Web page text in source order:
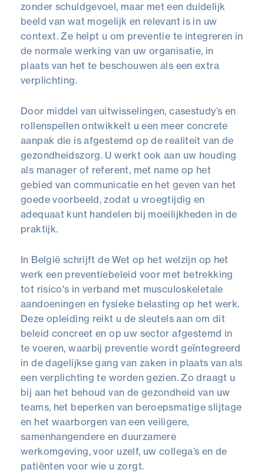
zonder schuldgevoel, maar met een duidelijk
beeld van wat mogelijk en relevant is in uw
context. Ze helpt u om preventie te integreren in
de normale werking van uw organisatie, in
plaats van het te beschouwen als een extra
verplichting.
Door middel van uitwisselingen, casestudy’s en
rollenspellen ontwikkelt u een meer concrete
aanpak die is afgestemd op de realiteit van de
gezondheidszorg. U werkt ook aan uw houding
als manager of referent, met name op het
gebied van communicatie en het geven van het
goede voorbeeld, zodat u vroegtijdig en
adequaat kunt handelen bij moeilijkheden in de
praktijk.
In België schrijft de Wet op het welzijn op het
werk een preventiebeleid voor met betrekking
tot risico's in verband met musculoskeletale
aandoeningen en fysieke belasting op het werk.
Deze opleiding reikt u de sleutels aan om dit
beleid concreet en op uw sector afgestemd in
te voeren, waarbij preventie wordt geïntegreerd
in de dagelijkse gang van zaken in plaats van als
een verplichting te worden gezien. Zo draagt u
bij aan het behoud van de gezondheid van uw
teams, het beperken van beroepsmatige slijtage
en het waarborgen van een veiligere,
samenhangendere en duurzamere
werkomgeving, voor uzelf, uw collega’s en de
patiënten voor wie u zorgt.